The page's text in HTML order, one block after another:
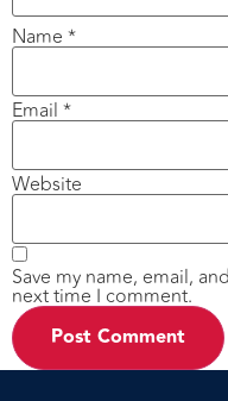
Name *
Email *
Website
Save my name, email,
next time I comment.